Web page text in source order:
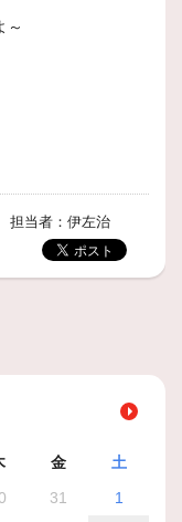
～
担当者：伊左治
金
土
31
1